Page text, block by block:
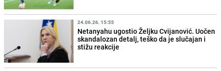
24.06.26. 15:55
Netanyahu ugostio Željku Cvijanović. Uočen
skandalozan detalj, teško da je slučajan i
stižu reakcije